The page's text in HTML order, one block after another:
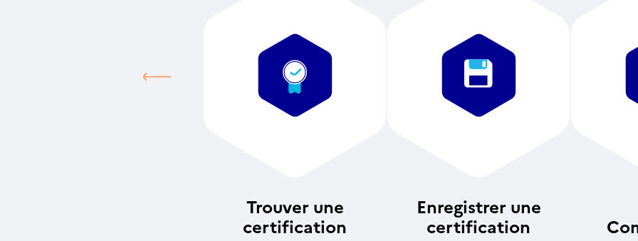
Trouver une
certification
Enregistrer une
certification